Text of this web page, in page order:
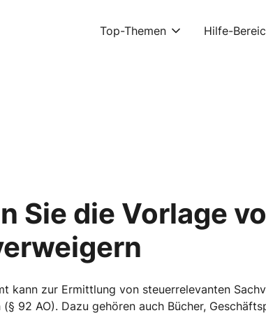
Top-Themen Hilfe-
Sie die Vorlage
kann zur Ermittlung von steuerrelevanten
92 AO). Dazu gehören auch Bücher,